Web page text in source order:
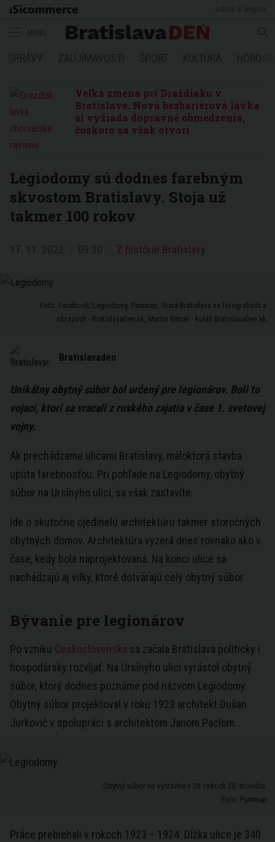
Veľká zmena pri Draždiaku v
Bratislave. Nová bezbariérová lávka
si vyžiada dopravné obmedzenia,
čoskoro sa však otvorí
Legiodomy sú dodnes farebným
skvostom Bratislavy. Stoja už
takmer 100 rokov
Z histórie Bratislavy
Foto: Facebook/Legiodomy, Pammap, Stará Bratislava na fotografiách a
obrazoch - BratislavaDen.sk, Martin Entner - koláž BratislavaDen.sk
Bratislavaden
Unikátny obytný súbor bol určený pre legionárov. Boli to
vojaci, ktorí sa vracali z ruského zajatia v čase 1. svetovej
vojny.
Ak prechádzame ulicami Bratislavy, máloktorá stavba
upúta farebnosťou. Pri pohľade na Legiodomy, obytný
súbor na Ursínyho ulici, sa však zastavíte.
Ide o skutočne ojedinelú architektúru takmer storočných
obytných domov. Architektúra vyzerá dnes rovnako ako v
čase, kedy bola naprojektovaná. Na konci ulice sa
nachádzajú aj vilky, ktoré dotvárajú celý obytný súbor.
Bývanie pre legionárov
Po vzniku Československa sa začala Bratislava politicky i
hospodársky rozvíjať. Na Ursínyho ulici vyrástol obytný
súbor, ktorý dodnes poznáme pod názvom Legiodomy.
Obytný súbor projektoval v roku 1923 architekt Dušan
Jurkovič v spolupráci s architektom Janom Paclom.
Obytný súbor vo výstavbe v 20. rokoch 20. storočia.
Foto: Pammap
Práce prebiehali v rokoch 1923 – 1924. Dĺžka ulice je 340